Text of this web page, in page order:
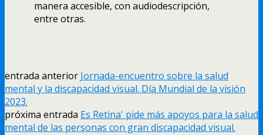
manera accesible, con audiodescripción,
entre otras.
entrada anterior Jornada-encuentro sobre la salud
mental y la discapacidad visual. Día Mundial de la visión
2023.
próxima entrada Es Retina' pide más apoyos para la salud
mental de las personas con gran discapacidad visual.